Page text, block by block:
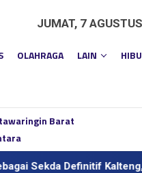
JUMAT, 7
OLAHRAGA LAIN
Barat
Definitif Kalteng,